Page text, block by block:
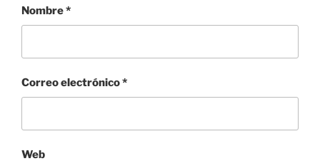
Nombre*
Correo electrónico*
Web